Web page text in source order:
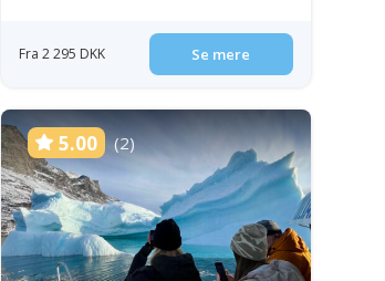
Fra 2 295 DKK Se mere
5.00 (2)